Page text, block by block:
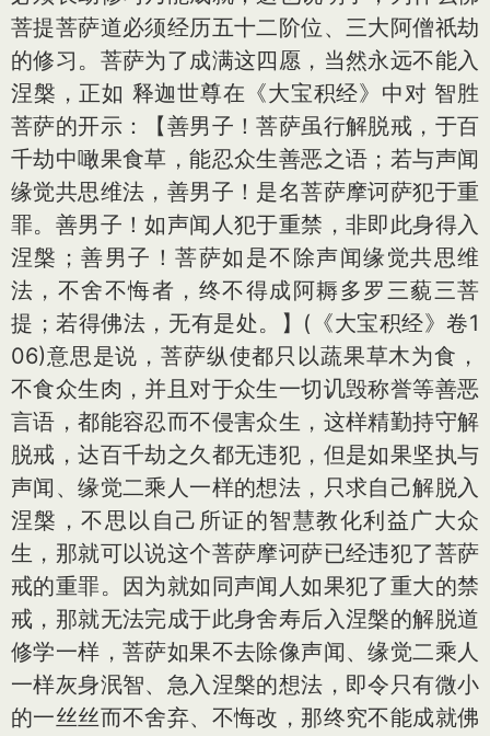
菩提菩萨道必须经历五十二阶位、三大阿僧祇劫
的修习。菩萨为了成满这四愿，当然永远不能入
涅槃，正如 释迦世尊在《大宝积经》中对 智胜
菩萨的开示：【善男子！菩萨虽行解脱戒，于百
千劫中噉果食草，能忍众生善恶之语；若与声闻
缘觉共思维法，善男子！是名菩萨摩诃萨犯于重
罪。善男子！如声闻人犯于重禁，非即此身得入
涅槃；善男子！菩萨如是不除声闻缘觉共思维
法，不舍不悔者，终不得成阿耨多罗三藐三菩
提；若得佛法，无有是处。】(《大宝积经》卷1
06)意思是说，菩萨纵使都只以蔬果草木为食，
不食众生肉，并且对于众生一切讥毁称誉等善恶
言语，都能容忍而不侵害众生，这样精勤持守解
脱戒，达百千劫之久都无违犯，但是如果坚执与
声闻、缘觉二乘人一样的想法，只求自己解脱入
涅槃，不思以自己所证的智慧教化利益广大众
生，那就可以说这个菩萨摩诃萨已经违犯了菩萨
戒的重罪。因为就如同声闻人如果犯了重大的禁
戒，那就无法完成于此身舍寿后入涅槃的解脱道
修学一样，菩萨如果不去除像声闻、缘觉二乘人
一样灰身泯智、急入涅槃的想法，即令只有微小
的一丝丝而不舍弃、不悔改，那终究不能成就佛